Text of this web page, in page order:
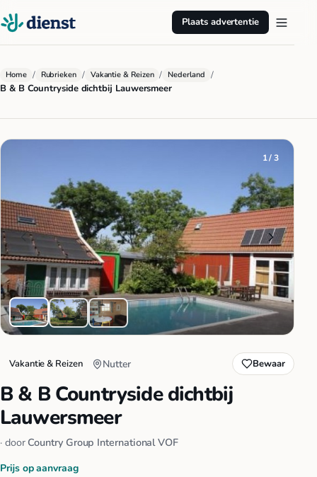
Plaats advertentie
Home / Rubrieken / Vakantie & Reizen / Nederland /
B & B Countryside dichtbij Lauwersmeer
1 / 3
Vakantie & Reizen Nutter Bewaar
B & B Countryside dichtbij
Lauwersmeer
· door Country Group International VOF
Prijs op aanvraag